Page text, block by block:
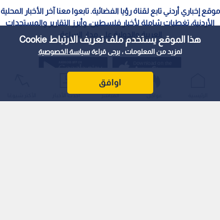
هذا الموقع يستخدم ملف تعريف الارتباط Cookie
لمزيد من المعلومات ، يرجى قراءةسياسة الخصوصية
اوافق
موقع إخباري أردني تابع لقناة رؤيا الفضائية. تابعوا معنا آخر الأخبار المحلية
الأردنية، تغطيات شاملة لأخبار فلسطين، وأبرز التقارير والمستجدات
العربية والدولية على مدار الساعة.
عواجل المباشر أحدث الأخبار